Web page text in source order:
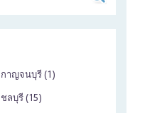
กาญจนบุรี (1 )
ชลบุรี (15)